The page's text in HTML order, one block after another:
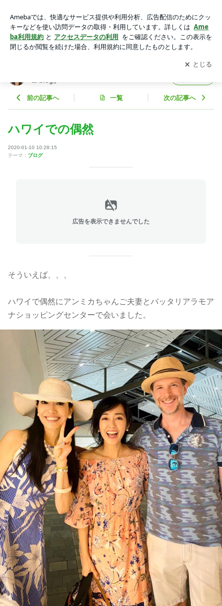
al blog」Powered by Ameba
アプリをダウンロードして ブログの更新通知
を受け取りまし
ょう。
開く
al blog」
前の記事へ 一覧 次の記事へ
ハワイでの偶然
2020-01-10 10:28:15
テーマ： ブログ
広告を表示できませんでした
そういえば、、、
ハワイで偶然にアンミカちゃんご夫妻とバッタリアラモア
ナショッピングセンターで会いました。